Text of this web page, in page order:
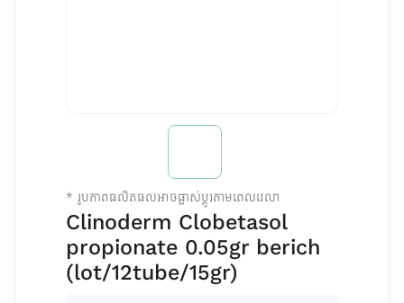
* រូបភាពផលិតផលអាចផ្លាស់ប្តូរតាមពេលវេលា
Clinoderm Clobetasol
propionate 0.05gr berich
(lot/12tube/15gr)